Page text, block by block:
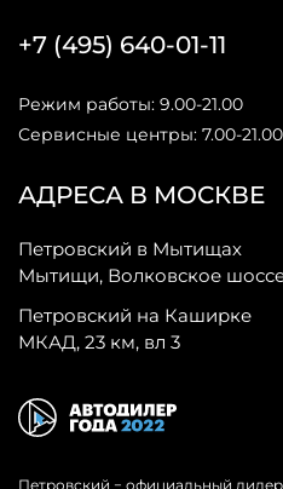
АДРЕСА В МОСКВЕ
Петровский в Мытищах
Мытищи, Волковское шоссе
Петровский на Каширке
МКАД, 23 км, вл 3
+7 (495) 640-01-11
Режим работы: 9.00-21.00
Сервисные центры: 7.00-21.00
Петровский − официальный